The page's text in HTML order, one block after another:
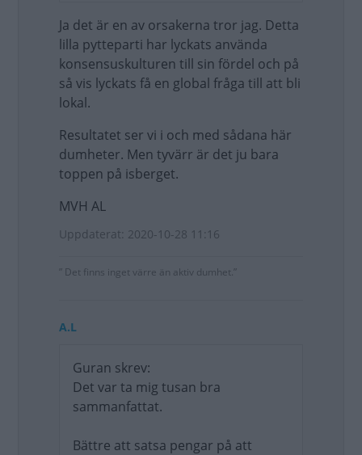
Ja det är en av orsakerna tror jag. Detta
lilla pytteparti har lyckats använda
konsensuskulturen till sin fördel och på
så vis lyckats få en global fråga till att bli
lokal.
Resultatet ser vi i och med sådana här
dumheter. Men tyvärr är det ju bara
toppen på isberget.
MVH AL
Uppdaterat: 2020-10-28 11:16
” Det finns inget värre än aktiv dumhet.”
A.L
Guran skrev:
Det var ta mig tusan bra
sammanfattat.
Bättre att satsa pengar på att